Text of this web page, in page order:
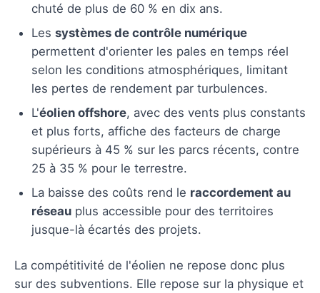
chuté de plus de 60 % en dix ans.
Les systèmes de contrôle numérique
permettent d'orienter les pales en temps réel
selon les conditions atmosphériques, limitant
les pertes de rendement par turbulences.
L'éolien offshore, avec des vents plus constants
et plus forts, affiche des facteurs de charge
supérieurs à 45 % sur les parcs récents, contre
25 à 35 % pour le terrestre.
La baisse des coûts rend le raccordement au
réseau plus accessible pour des territoires
jusque-là écartés des projets.
La compétitivité de l'éolien ne repose donc plus
sur des subventions. Elle repose sur la physique et